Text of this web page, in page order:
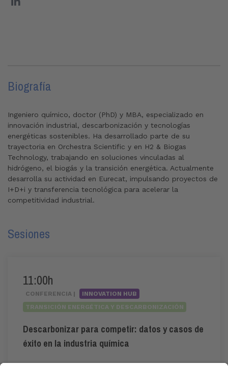
Biografía
Ingeniero químico, doctor (PhD) y MBA, especializado en
innovación industrial, descarbonización y tecnologías
energéticas sostenibles. Ha desarrollado parte de su
trayectoria en Orchestra Scientific y en H2 & Biogas
Technology, trabajando en soluciones vinculadas al
hidrógeno, el biogás y la transición energética. Actualmente
desarrolla su actividad en Eurecat, impulsando proyectos de
I+D+i y transferencia tecnológica para acelerar la
competitividad industrial.
Sesiones
11:00h
CONFERENCIA |
INNOVATION HUB
TRANSICIÓN ENERGÉTICA Y DESCARBONIZACIÓN
Descarbonizar para competir: datos y casos de
éxito en la industria química